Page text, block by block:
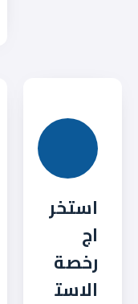
استخر
اج
رخصة
الاست